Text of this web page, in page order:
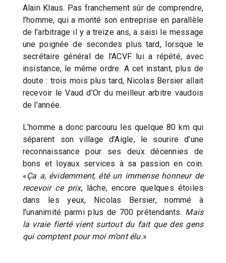
Alain Klaus. Pas franchement sûr de comprendre,
l’homme, qui a monté son entreprise en parallèle
de l’arbitrage il y a treize ans, a saisi le message
une poignée de secondes plus tard, lorsque le
secrétaire général de l’ACVF lui a répété, avec
insistance, le même ordre. A cet instant, plus de
doute : trois mois plus tard, Nicolas Bersier allait
recevoir le Vaud d’Or du meilleur arbitre vaudois
de l’année.
L’homme a donc parcouru les quelque 80 km qui
séparent son village d’Aigle, le sourire d’une
reconnaissance pour ses deux décennies de
bons et loyaux services à sa passion en coin.
«Ça a, évidemment, été un immense honneur de
recevoir ce prix, lâche, encore quelques étoiles
dans les yeux, Nicolas Bersier, nommé à
l’unanimité parmi plus de 700 prétendants. Mais
la vraie fierté vient surtout du fait que des gens
qui comptent pour moi m’ont élu.»